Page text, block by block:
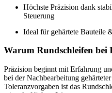
Höchste Präzision dank
Steuerung
Ideal für gehärtete Bauteile
Warum Rundschleifen bei
Präzision beginnt mit Erfahrung
bei der Nachbearbeitung
Toleranzvorgaben ist das